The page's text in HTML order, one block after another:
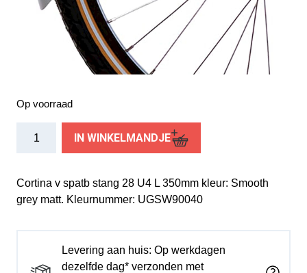
Op voorraad
28
U4
IN WINKELMANDJE
Cortina v spatb stang 28 U4 L 350mm kleur: Smooth
grey matt. Kleurnummer: UGSW90040
Levering aan huis: Op werkdagen
dezelfde dag* verzonden met